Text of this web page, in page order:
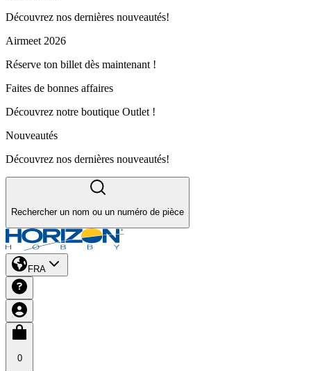
Découvrez nos dernières nouveautés!
Airmeet 2026
Réserve ton billet dès maintenant !
Faites de bonnes affaires
Découvrez notre boutique Outlet !
Nouveautés
Découvrez nos dernières nouveautés!
Rechercher un nom ou un numéro de pièce
FRA
0